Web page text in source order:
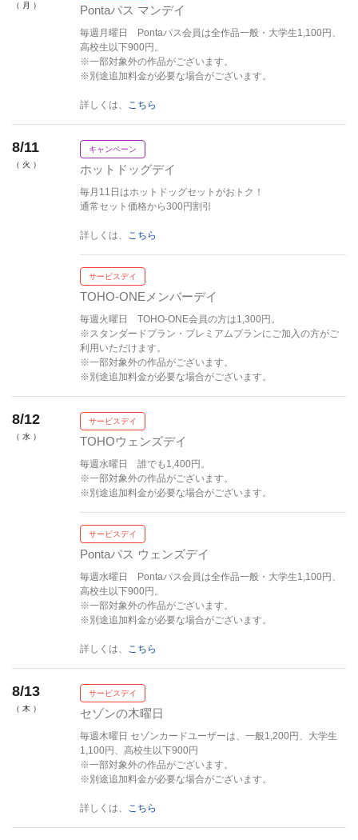
（ 月 ） Pontaパス マンデイ
毎週月曜日 Pontaパス会員は全作品一般・大学生1,100円、
高校生以下900円。
※一部対象外の作品がございます。
※別途追加料金が必要な場合がございます。
詳しくは、 こちら
8/11
（ 火 ）
キャンペーン
ホットドッグデイ
毎月11日はホットドッグセットがおトク！
通常セット価格から300円割引
詳しくは、 こちら
サービスデイ
TOHO-ONEメンバーデイ
毎週火曜日 TOHO-ONE会員の方は1,300円。
※スタンダードプラン・プレミアムプランにご加入の方がご
利用いただけます。
※一部対象外の作品がございます。
※別途追加料金が必要な場合がございます。
8/12
（ 水 ）
サービスデイ
TOHOウェンズデイ
毎週水曜日 誰でも1,400円。
※一部対象外の作品がございます。
※別途追加料金が必要な場合がございます。
サービスデイ
Pontaパス ウェンズデイ
毎週水曜日 Pontaパス会員は全作品一般・大学生1,100円、
高校生以下900円。
※一部対象外の作品がございます。
※別途追加料金が必要な場合がございます。
詳しくは、 こちら
8/13
（ 木 ）
サービスデイ
セゾンの木曜日
毎週木曜日 セゾンカードユーザーは、一般1,200円、大学生
1,100円、高校生以下900円
※一部対象外の作品がございます。
※別途追加料金が必要な場合がございます。
詳しくは、 こちら